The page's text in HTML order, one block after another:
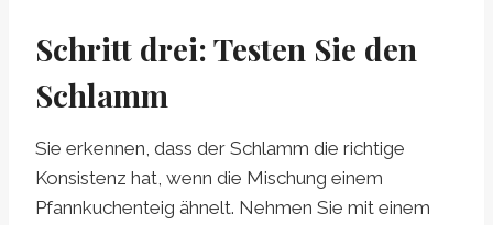
Schritt drei: Testen Sie den
Schlamm
Sie erkennen, dass der Schlamm die richtige
Konsistenz hat, wenn die Mischung einem
Pfannkuchenteig ähnelt. Nehmen Sie mit einem